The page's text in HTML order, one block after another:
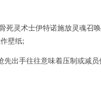
死灵术士伊特诺施放灵魂召
壁纸;
出手往往意味着压制或减